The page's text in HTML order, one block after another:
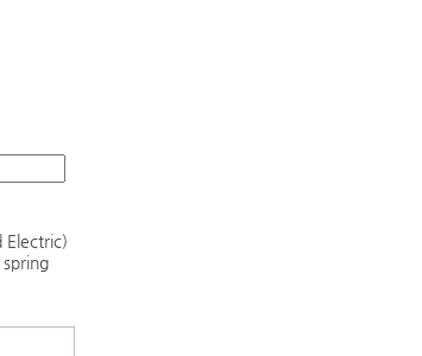
Electric)
spring
성,